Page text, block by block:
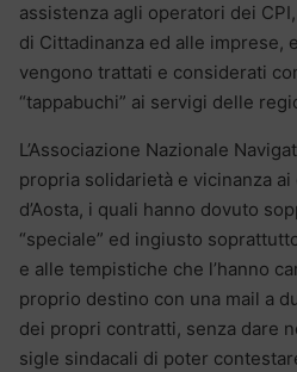
assistenza agli operatori dei
di Cittadinanza ed alle imprese,
vengono trattati e considerati
“tappabuchi” ai servigi delle
L’Associazione Nazionale
propria solidarietà e vicinanza
d’Aosta, i quali hanno dovuto
“speciale” ed ingiusto
e alle tempistiche che l’hanno
proprio destino con una mail a
dei propri contratti, senza dare
sigle sindacali di poter